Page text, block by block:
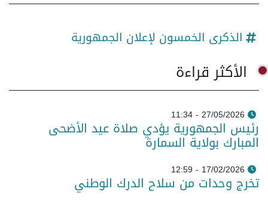
الذكرى الخمسون لإعلان الجمهورية
الأكثر قراءة
27/05/2026 - 11:34
رئيس الجمهورية يؤدي صلاة عيد الأضحى
المبارك بولاية السمارة
17/02/2026 - 12:59
تخرج وحدات من سلاح الدرك الوطني